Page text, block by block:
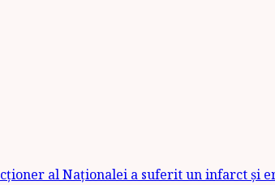
al Naționalei a suferit un infarct și